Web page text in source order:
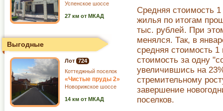
Средняя стоимость 1
жилья по итогам
тыс. рублей. При
менялся. Так, в
средняя стоимость
стоимость за одну
увеличившись на
стремительному
завершение
поселков.
Успенское шоссе
27 км от МКАД
Выгодные
Лот 724
Коттеджный поселок
«Чистые пруды 2»
Новорижское шоссе
14 км от МКАД